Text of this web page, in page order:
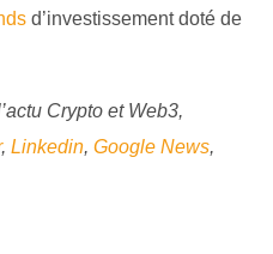
d’investissement doté de
Crypto et Web3,
, Linkedin, Google News,